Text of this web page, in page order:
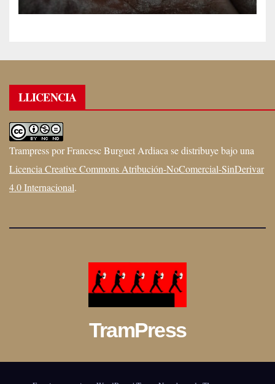
LLICENCIA
TrampressporFrancesc Burguet Ardiacase distribuye bajo una
Licencia Creative Commons Atribución-NoComercial-SinDerivar
4.0 Internacional.
TramPress